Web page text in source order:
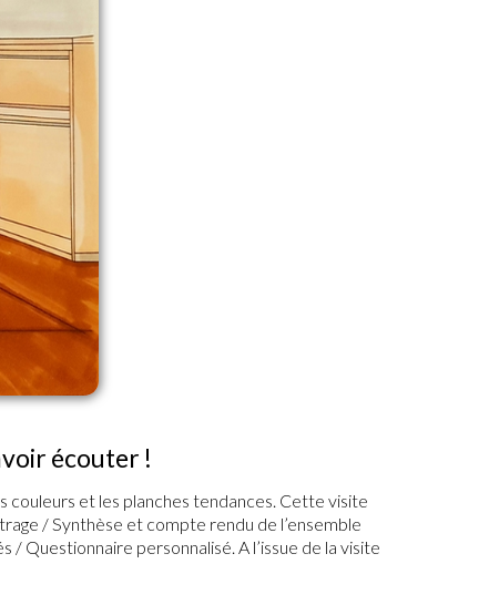
écouter !
couleurs et les planches tendances. Cette visite
/ Synthèse et compte rendu de l’ensemble
Questionnaire personnalisé. A l’issue de la visite